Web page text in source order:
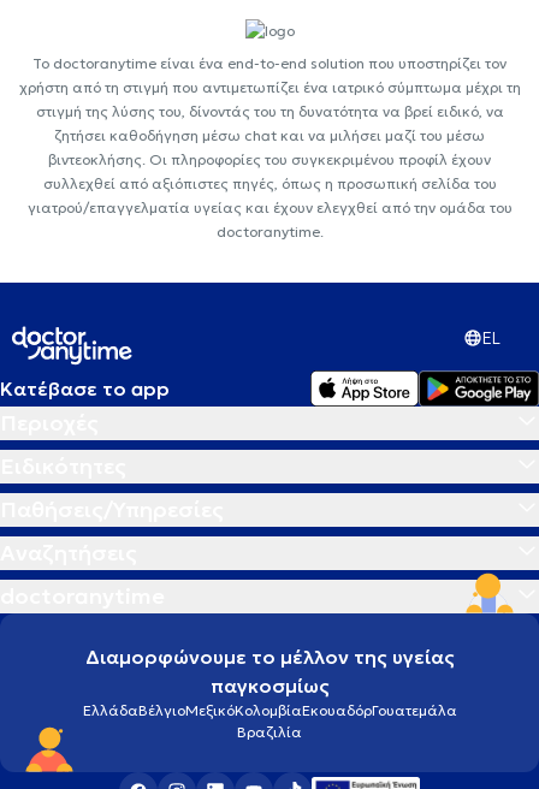
Το doctoranytime είναι ένα end-to-end solution που υποστηρίζει τον
χρήστη από τη στιγμή που αντιμετωπίζει ένα ιατρικό σύμπτωμα μέχρι τη
στιγμή της λύσης του, δίνοντάς του τη δυνατότητα να βρεί ειδικό, να
ζητήσει καθοδήγηση μέσω chat και να μιλήσει μαζί του μέσω
βιντεοκλήσης. Οι πληροφορίες του συγκεκριμένου προφίλ έχουν
συλλεχθεί από αξιόπιστες πηγές, όπως η προσωπική σελίδα του
γιατρού/επαγγελματία υγείας και έχουν ελεγχθεί από την ομάδα του
doctoranytime.
EL
Κατέβασε το app
Διαμορφώνουμε το μέλλον της υγείας
παγκοσμίως
ΕλλάδαΒέλγιοΜεξικόΚολομβίαΕκουαδόρΓουατεμάλα
Βραζιλία